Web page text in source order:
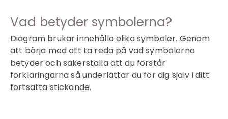
Vad betyder symbolerna?
Diagram brukar innehålla olika symboler. Genom
att börja med att ta reda på vad symbolerna
betyder och säkerställa att du förstår
förklaringarna så underlättar du för dig själv i ditt
fortsatta stickande.